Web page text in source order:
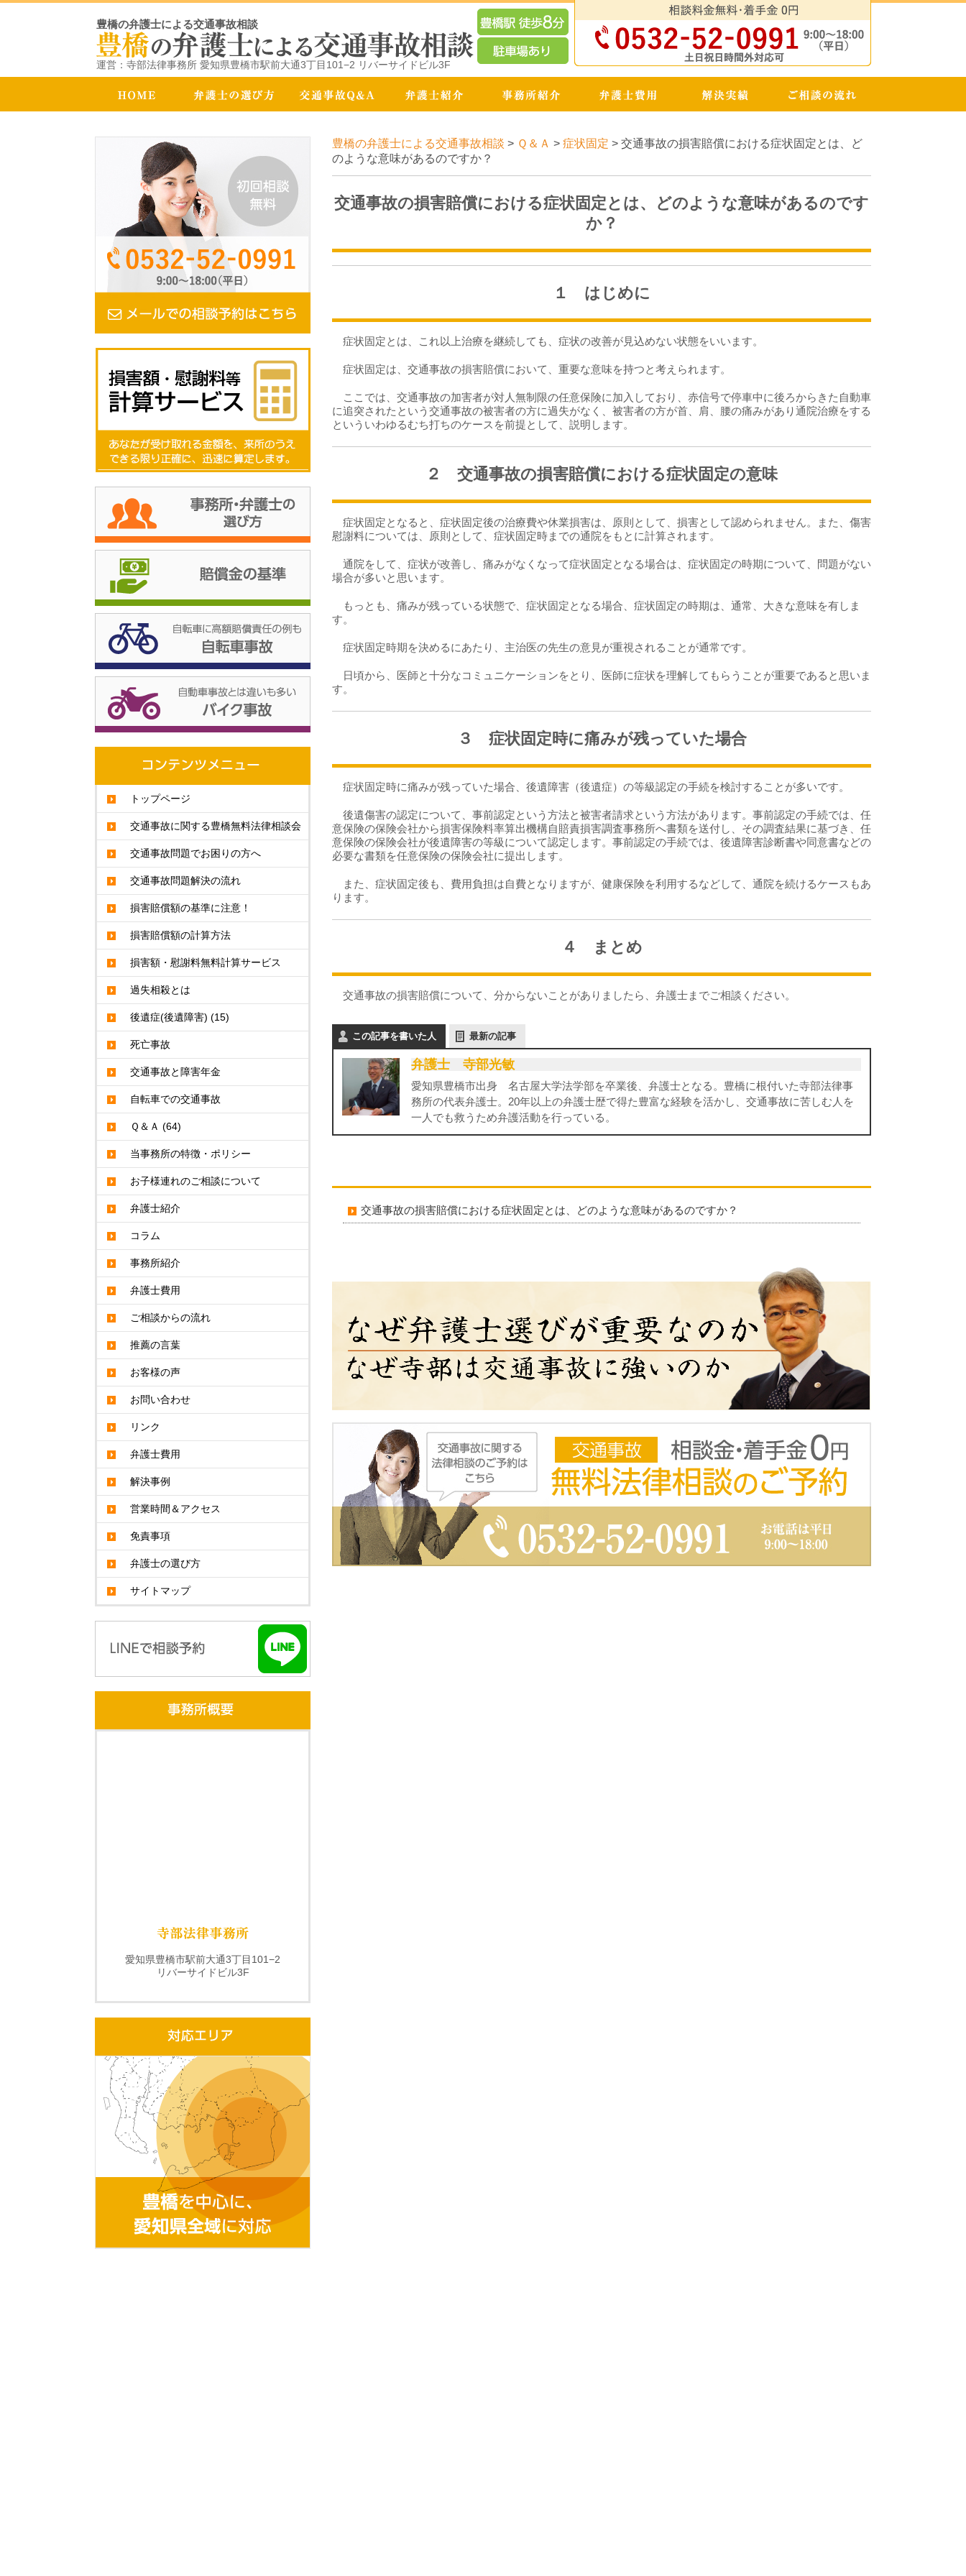
豊橋の弁護士による交通事故相談
運営：寺部法律事務所 愛知県豊橋市駅前大通3丁目101−2 リバーサイドビル3F
豊橋の弁護士による交通事故相談 > Ｑ＆Ａ > 症状固定 > 交通事故の損害賠償における症状固定とは、ど
のような意味があるのですか？
交通事故の損害賠償における症状固定とは、どのような意味があるのです
か？
１ はじめに
症状固定とは、これ以上治療を継続しても、症状の改善が見込めない状態をいいます。
症状固定は、交通事故の損害賠償において、重要な意味を持つと考えられます。
ここでは、交通事故の加害者が対人無制限の任意保険に加入しており、赤信号で停車中に後ろからきた自動車
に追突されたという交通事故の被害者の方に過失がなく、被害者の方が首、肩、腰の痛みがあり通院治療をする
といういわゆるむち打ちのケースを前提として、説明します。
２ 交通事故の損害賠償における症状固定の意味
症状固定となると、症状固定後の治療費や休業損害は、原則として、損害として認められません。また、傷害
慰謝料については、原則として、症状固定時までの通院をもとに計算されます。
通院をして、症状が改善し、痛みがなくなって症状固定となる場合は、症状固定の時期について、問題がない
場合が多いと思います。
もっとも、痛みが残っている状態で、症状固定となる場合、症状固定の時期は、通常、大きな意味を有しま
す。
症状固定時期を決めるにあたり、主治医の先生の意見が重視されることが通常です。
日頃から、医師と十分なコミュニケーションをとり、医師に症状を理解してもらうことが重要であると思いま
す。
３ 症状固定時に痛みが残っていた場合
症状固定時に痛みが残っていた場合、後遺障害（後遺症）の等級認定の手続を検討することが多いです。
後遺傷害の認定について、事前認定という方法と被害者請求という方法があります。事前認定の手続では、任
意保険の保険会社から損害保険料率算出機構自賠責損害調査事務所へ書類を送付し、その調査結果に基づき、任
意保険の保険会社が後遺障害の等級について認定します。事前認定の手続では、後遺障害診断書や同意書などの
必要な書類を任意保険の保険会社に提出します。
また、症状固定後も、費用負担は自費となりますが、健康保険を利用するなどして、通院を続けるケースもあ
ります。
４ まとめ
交通事故の損害賠償について、分からないことがありましたら、弁護士までご相談ください。
この記事を書いた人 最新の記事
弁護士 寺部光敏
愛知県豊橋市出身 名古屋大学法学部を卒業後、弁護士となる。豊橋に根付いた寺部法律事
務所の代表弁護士。20年以上の弁護士歴で得た豊富な経験を活かし、交通事故に苦しむ人を
一人でも救うため弁護活動を行っている。
交通事故の損害賠償における症状固定とは、どのような意味があるのですか？
トップページ
交通事故に関する豊橋無料法律相談会
交通事故問題でお困りの方へ
交通事故問題解決の流れ
損害賠償額の基準に注意！
損害賠償額の計算方法
損害額・慰謝料無料計算サービス
過失相殺とは
後遺症(後遺障害) (15)
死亡事故
交通事故と障害年金
自転車での交通事故
Ｑ＆Ａ (64)
当事務所の特徴・ポリシー
お子様連れのご相談について
弁護士紹介
コラム
事務所紹介
弁護士費用
ご相談からの流れ
推薦の言葉
お客様の声
お問い合わせ
リンク
弁護士費用
解決事例
営業時間＆アクセス
免責事項
弁護士の選び方
サイトマップ
愛知県豊橋市駅前大通3丁目101−2
リバーサイドビル3F